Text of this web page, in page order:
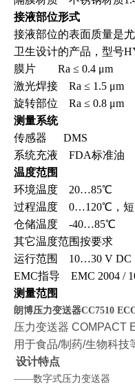
接液部位
接液部位的表面质量是尤
卫生设计的产品，型号
膜片 Ra ≤ 0.4 μm
激光焊接 Ra ≤ 1.5 μm
旋转部位 Ra ≤ 0.8 μm
测量系
传感器 DMS
系统充液 FDA标准油
温度范
环境温度 20…85℃
过程温度 0…120℃，短
仓储温度 -40…85℃
其它温度范围按要求
运行范围 10…30 V DC
EMC指导 EMC 2004 /
测量范围
朗博压力变送器CC7510
压力变送器 COMPACT
用于食品/制药/生物科
设计特点
——数字式压力变送器